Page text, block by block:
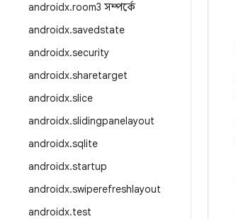
androidx.room3 সম্পর্কে
androidx.savedstate
androidx.security
androidx.sharetarget
androidx.slice
androidx.slidingpanelayout
androidx.sqlite
androidx.startup
androidx.swiperefreshlayout
androidx.test